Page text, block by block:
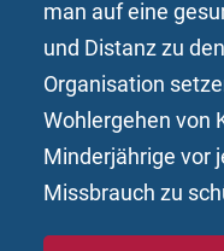
man auf eine
und Distanz zu
Organisation
Wohlergehen von
Minderjährige vor
Missbrauch zu